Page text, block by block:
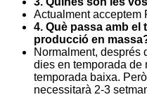
Actualment acceptem
4. Què passa amb el
producció en
Normalment, després
dies en temporada de
temporada baixa.
necessitarà 2-3